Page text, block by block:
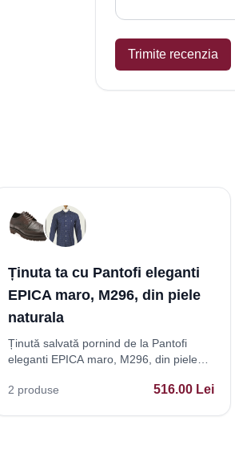
Trimite recenzia
Ținuta ta cu Pantofi eleganti
EPICA maro, M296, din piele
naturala
Ținută salvată pornind de la Pantofi
eleganti EPICA maro, M296, din piele
2 produse 516.00 Lei